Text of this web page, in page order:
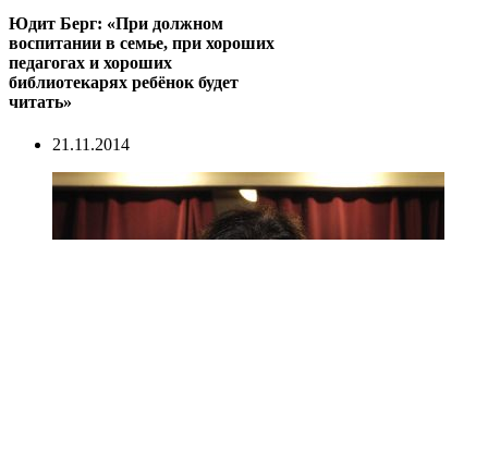
Юдит Берг: «При должном
воспитании в семье, при хороших
педагогах и хороших
библиотекарях ребёнок будет
читать»
21.11.2014